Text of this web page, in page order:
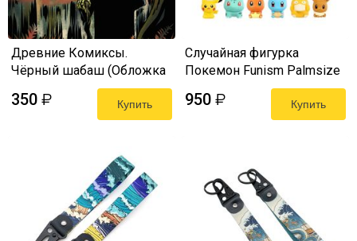
Древние Комиксы.
Чёрный шабаш (Обложка
для комиксшопов)
350 ₽ Купить
Случайная фигурка
Покемон Funism Palmsize
Wonders Series 1
Лицензия 4 см
950 ₽ Купить